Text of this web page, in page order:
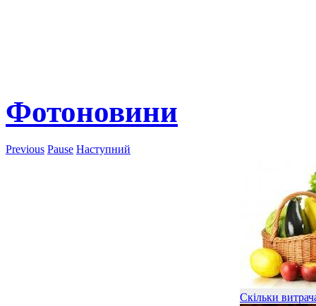
Фотоновини
Previous Pause Наступний
Скільки